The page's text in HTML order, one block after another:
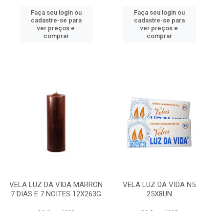
Faça seu login ou
cadastre-se para
ver preços e
comprar
Faça seu login ou
cadastre-se para
ver preços e
comprar
VELA LUZ DA VIDA MARRON
7 DIAS E 7 NOITES 12X263G
VELA LUZ DA VIDA N5
25X8UN